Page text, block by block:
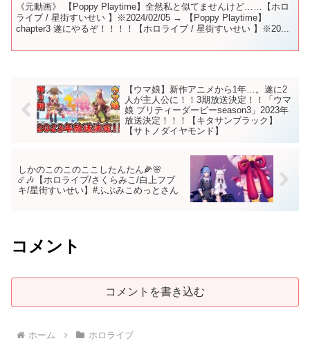
《元動画》 【Poppy Playtime】全然私と似てませんけど……【ホロ
ライブ / 星街すいせい 】※2024/02/05 → 【Poppy Playtime】
chapter3 遂にやるぞ！！！！【ホロライブ / 星街すいせい 】※20...
【ウマ娘】新作アニメから1年…。遂に2
人が主人公に！！3期放送決定！！「ウマ
娘 プリティーダービーseason3」2023年
放送決定！！！【キタサンブラック】
【サトノダイヤモンド】
しかのこのこのここしたんたん🌽🌸
☄️🎶【ホロライブ/さくらみこ/白上フブ
キ/星街すいせい】#ふぶみこめっとさん
コメント
コメントを書き込む
ホーム ホロライブ